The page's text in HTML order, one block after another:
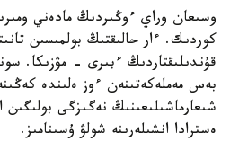
وسىعان وراي ءوڭىردىڭ مادەني
كوردىك. ءار حالىقتىڭ بولمىسىن
قۇندىلىقتاردىڭ ءبىرى - مۋزىكا.
بەس مەملەكەتىنەن ءوز ەلىندە
شىعارماشىلىعىنىڭ نەگىزگى بولىگىن
ەسترادا انشىلەرىنە شولۋ ۇسىنامىز.